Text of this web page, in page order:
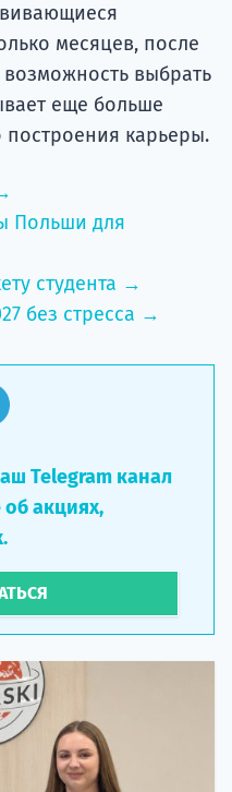
месяцев, после
выбрать
еще больше
построения карьеры.
Польши для
студента →
без стресса →
Telegram канал
акциях,